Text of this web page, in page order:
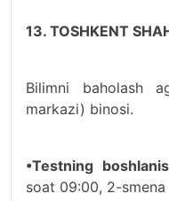
13. TOSHKENT
Bilimni baholash
markazi) binosi.
•Testning
soat 09:00, 2-smena